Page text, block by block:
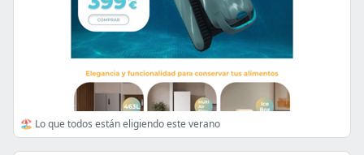
🏖️ Lo que todos están eligiendo este verano